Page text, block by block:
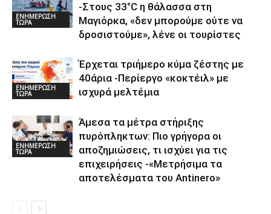
ΕΝΗΜΕΡΩΣΗ
ΤΩΡΑ
-Στους 33°C η θάλασσα στη
Μαγιόρκα, «δεν μπορούμε ούτε να
δροσιστούμε», λένε οι τουρίστες
ΕΝΗΜΕΡΩΣΗ
ΤΩΡΑ
Έρχεται τριήμερο κύμα ζέστης με
40άρια -Περίεργο «κοκτέιλ» με
ισχυρά μελτέμια
ΕΝΗΜΕΡΩΣΗ
ΤΩΡΑ
Άμεσα τα μέτρα στήριξης
πυρόπληκτων: Πιο γρήγορα οι
αποζημιώσεις, τι ισχύει για τις
επιχειρήσεις -«Μετρήσιμα τα
αποτελέσματα του Αntinero»